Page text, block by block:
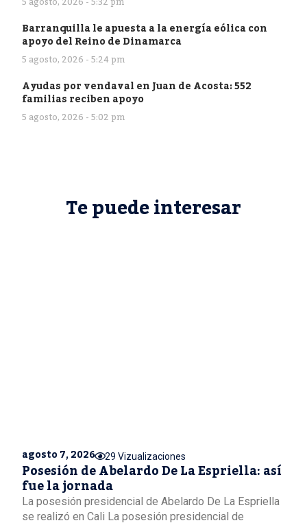
Barranquilla le apuesta a la energía eólica con
apoyo del Reino de Dinamarca
5 agosto, 2026 - 5:24 pm
Ayudas por vendaval en Juan de Acosta: 552
familias reciben apoyo
5 agosto, 2026 - 5:02 pm
Te puede interesar
agosto 7, 2026 29 Vizualizaciones
Posesión de Abelardo De La Espriella: así
fue la jornada
La posesión presidencial de Abelardo De La Espriella
se realizó en Cali La posesión presidencial de